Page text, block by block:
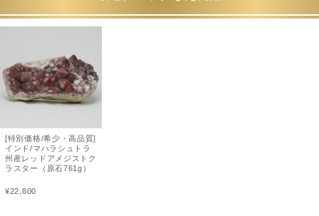
[特別価格/希少・高品質]
インド/マハラシュトラ
州産レッドアメジストク
ラスター（原石761g）
¥22,800